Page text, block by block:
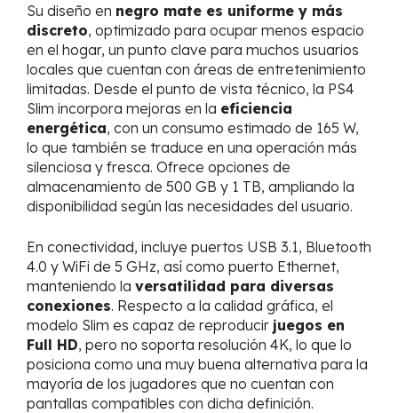
Su diseño en negro mate es uniforme y más
discreto, optimizado para ocupar menos espacio
en el hogar, un punto clave para muchos usuarios
locales que cuentan con áreas de entretenimiento
limitadas. Desde el punto de vista técnico, la PS4
Slim incorpora mejoras en la eficiencia
energética, con un consumo estimado de 165 W,
lo que también se traduce en una operación más
silenciosa y fresca. Ofrece opciones de
almacenamiento de 500 GB y 1 TB, ampliando la
disponibilidad según las necesidades del usuario.
En conectividad, incluye puertos USB 3.1, Bluetooth
4.0 y WiFi de 5 GHz, así como puerto Ethernet,
manteniendo la versatilidad para diversas
conexiones. Respecto a la calidad gráfica, el
modelo Slim es capaz de reproducir juegos en
Full HD, pero no soporta resolución 4K, lo que lo
posiciona como una muy buena alternativa para la
mayoría de los jugadores que no cuentan con
pantallas compatibles con dicha definición.